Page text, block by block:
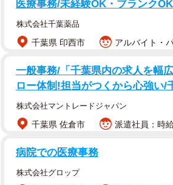
た斬新なデザインとなっている。
医療事務/未経験OK・ブランクOK
株式会社千葉薬品
千葉県 印西市 アルバイト・
一般事務/「千葉県内の求人を幅
ロー体制!担当がつくから心強い/
株式会社マントレードジャパン
千葉県 佐倉市 派遣社員：時
病院での医療事務
株式会社グロップ